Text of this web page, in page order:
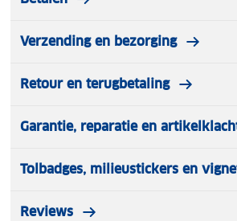
Verzending en bezorging
Retour en terugbetaling
Garantie, reparatie en
Tolbadges, milieustickers en
Reviews